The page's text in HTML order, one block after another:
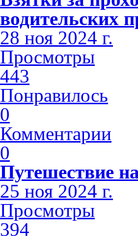
водительских
28 ноя 2024 г.
Просмотры
443
Понравилось
0
Комментарии
0
Путешествие
25 ноя 2024 г.
Просмотры
394